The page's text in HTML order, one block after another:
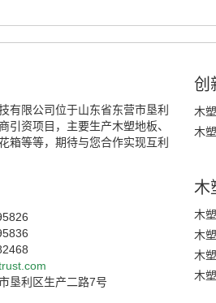
有限公司位于山东省东营市垦利
引资项目，主要生产木塑地板、
箱等等，期待与您合作实现互利
垦利区生产二路7号
创
木
木
木
木
木
木
木